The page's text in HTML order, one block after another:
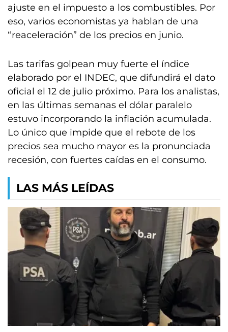
ajuste en el impuesto a los combustibles. Por
eso, varios economistas ya hablan de una
“reaceleración” de los precios en junio.
Las tarifas golpean muy fuerte el índice
elaborado por el INDEC, que difundirá el dato
oficial el 12 de julio próximo. Para los analistas,
en las últimas semanas el dólar paralelo
estuvo incorporando la inflación acumulada.
Lo único que impide que el rebote de los
precios sea mucho mayor es la pronunciada
recesión, con fuertes caídas en el consumo.
LAS MÁS LEÍDAS